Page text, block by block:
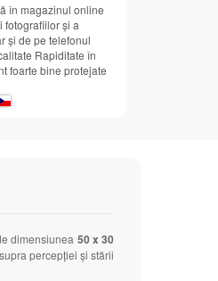
în magazinul online
fotografiilor și a
și de pe telefonul
Rapiditate în
foarte bine protejate
dimensiunea 50 x 30
percepției și stării